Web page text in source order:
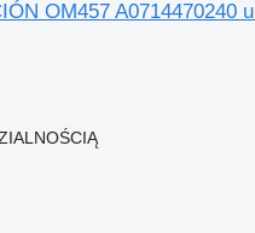
OM457 A0714470240